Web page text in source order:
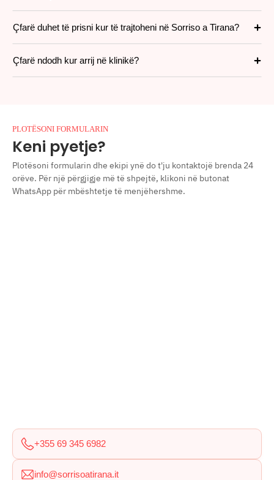
Çfarë duhet të prisni kur të trajtoheni në Sorriso a Tirana?
Çfarë ndodh kur arrij në klinikë?
PLOTËSONI FORMULARIN
Keni pyetje?
Plotësoni formularin dhe ekipi ynë do t'ju kontaktojë brenda 24
orëve. Për një përgjigje më të shpejtë, klikoni në butonat
WhatsApp për mbështetje të menjëhershme.
+355 69 345 6982
info@sorrisoatirana.it